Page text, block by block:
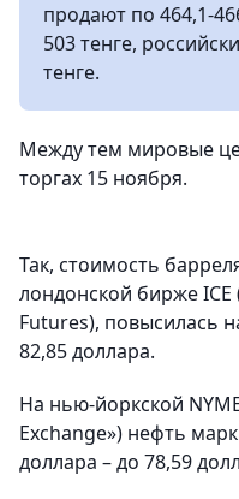
продают по 464,1-
503 тенге,
тенге.
Между тем мировые
торгах 15 ноября.
Так, стоимость
лондонской бирже
Futures), повысилась
82,85 доллара.
На нью-йоркской
Exchange») нефть
доллара – до 78,59